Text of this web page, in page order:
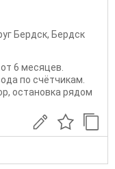
Бердск, Бердск
6 месяцев.
по счётчикам.
остановка рядом